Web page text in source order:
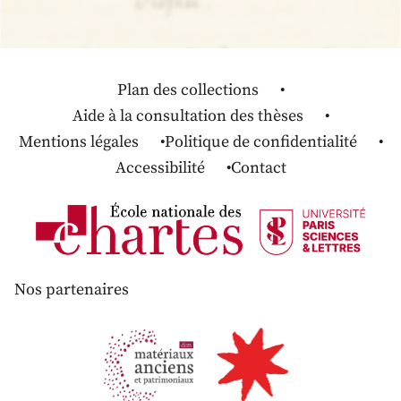
Plan des collections
Aide à la consultation des thèses
Mentions légales
Politique de confidentialité
Accessibilité
Contact
Nos partenaires